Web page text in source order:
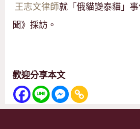
王志文律師就「俄貓變泰貓」
聞》採訪。
歡迎分享本文